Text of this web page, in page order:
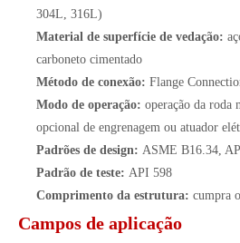
304L, 316L)
Material de superfície de vedação:
carboneto cimentado
Método de conexão: Flange
Modo de operação: operação da roda
opcional de engrenagem ou atuador
Padrões de design: ASME B16.34,
Padrão de teste: API 598
Comprimento da estrutura: cumpra
Campos de aplicação